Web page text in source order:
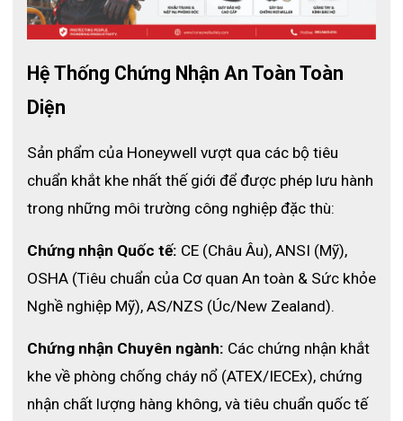
Thông Số Kỹ Thuật
- Thương hiệu: Honeywell
- Xuất xứ: Trung Quốc
- Chất liệu khung
- Chất liệu mặt kính: Polycarbonate
- Trọng lượng: 560g
- Kích thước kính: Rộng, góc nhìn 180°
- Tiêu chuẩn : EN136 class 3
- Nhiệt độ hoạt động: -30°C đến +850°C (ngắn hạn)
- Ứng dụng
: Chữa cháy, cứu hộ, công nghiệp hóa chất
Hệ Thống Chứng Nhận An Toàn Toàn
Diện
Sản phẩm của Honeywell vượt qua các bộ tiêu
chuẩn khắt khe nhất thế giới để được phép lưu hành
trong những môi trường công nghiệp đặc thù:
Chứng nhận Quốc tế: CE (Châu Âu), ANSI (Mỹ),
OSHA (Tiêu chuẩn của Cơ quan An toàn & Sức khỏe
Nghề nghiệp Mỹ), AS/NZS (Úc/New Zealand).
Chứng nhận Chuyên ngành: Các chứng nhận khắt
khe về phòng chống cháy nổ (ATEX/IECEx), chứng
nhận chất lượng hàng không, và tiêu chuẩn quốc tế